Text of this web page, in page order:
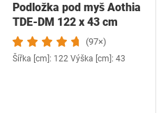
Podložka pod myš Aothia
TDE-DM 122 x 43 cm
(97×)
Šířka [cm]: 122 Výška [cm]: 43